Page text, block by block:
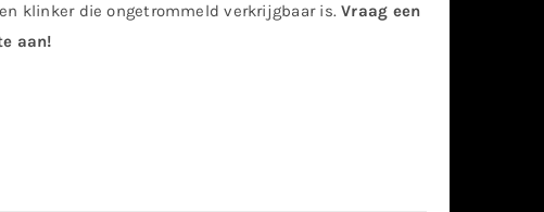
klinker die ongetrommeld verkrijgbaar is.Vraag een
aan!